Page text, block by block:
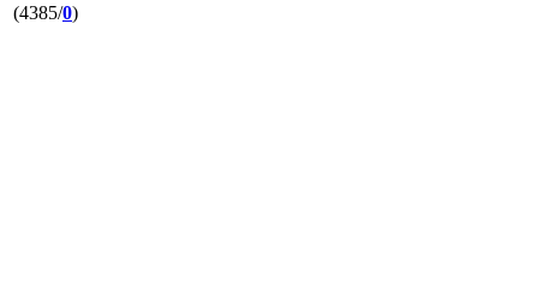
(4385/0)